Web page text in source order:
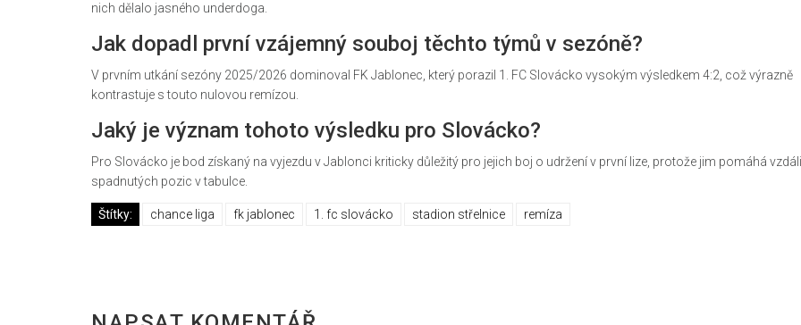
nich dělalo jasného underdoga.
Jak dopadl první vzájemný souboj těchto týmů v sezóně?
V prvním utkání sezóny 2025/2026 dominoval FK Jablonec, který porazil 1. FC Slovácko vysokým výsledkem 4:2, což výrazně
kontrastuje s touto nulovou remízou.
Jaký je význam tohoto výsledku pro Slovácko?
Pro Slovácko je bod získaný na vyjezdu v Jablonci kriticky důležitý pro jejich boj o udržení v první lize, protože jim pomáhá
spadnutých pozic v tabulce.
Štítky: chance liga fk jablonec 1. fc slovácko stadion střelnice remíza